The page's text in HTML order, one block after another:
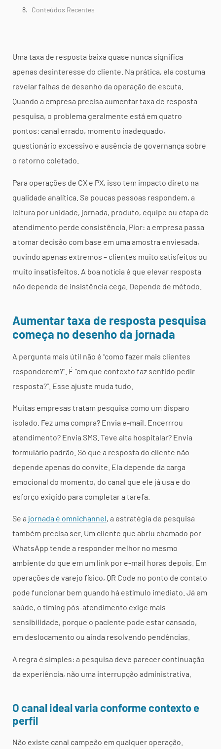
Conteúdos Recentes
Uma taxa de resposta baixa quase nunca significa
apenas desinteresse do cliente. Na prática, ela costuma
revelar falhas de desenho da operação de escuta.
Quando a empresa precisa aumentar taxa de resposta
pesquisa, o problema geralmente está em quatro
pontos: canal errado, momento inadequado,
questionário excessivo e ausência de governança sobre
o retorno coletado.
Para operações de CX e PX, isso tem impacto direto na
qualidade analítica. Se poucas pessoas respondem, a
leitura por unidade, jornada, produto, equipe ou etapa de
atendimento perde consistência. Pior: a empresa passa
a tomar decisão com base em uma amostra enviesada,
ouvindo apenas extremos – clientes muito satisfeitos ou
muito insatisfeitos. A boa notícia é que elevar resposta
não depende de insistência cega. Depende de método.
Aumentar taxa de resposta pesquisa
começa no desenho da jornada
A pergunta mais útil não é “como fazer mais clientes
responderem?”. É “em que contexto faz sentido pedir
resposta?”. Esse ajuste muda tudo.
Muitas empresas tratam pesquisa como um disparo
isolado. Fez uma compra? Envia e-mail. Encerrrou
atendimento? Envia SMS. Teve alta hospitalar? Envia
formulário padrão. Só que a resposta do cliente não
depende apenas do convite. Ela depende da carga
emocional do momento, do canal que ele já usa e do
esforço exigido para completar a tarefa.
Se a jornada é omnichannel, a estratégia de pesquisa
também precisa ser. Um cliente que abriu chamado por
WhatsApp tende a responder melhor no mesmo
ambiente do que em um link por e-mail horas depois. Em
operações de varejo físico, QR Code no ponto de contato
pode funcionar bem quando há estímulo imediato. Já em
saúde, o timing pós-atendimento exige mais
sensibilidade, porque o paciente pode estar cansado,
em deslocamento ou ainda resolvendo pendências.
A regra é simples: a pesquisa deve parecer continuação
da experiência, não uma interrupção administrativa.
O canal ideal varia conforme contexto e
perfil
Não existe canal campeão em qualquer operação.